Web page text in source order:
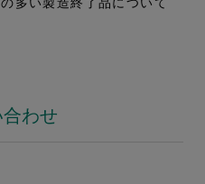
多い製造終了品について
わせ